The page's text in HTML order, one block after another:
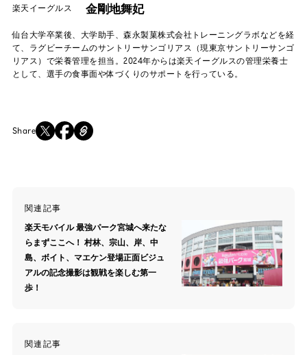
楽天イーグルス 金剛地舞妃
仙台大学卒業後、大学助手、森永製菓株式会社トレーニングラボなどを経
て、ラグビーチームのサントリーサンゴリアス（現東京サントリーサンゴ
リアス）で栄養管理を担当。2024年からは楽天イーグルスの管理栄養士
として、選手の食事面や体づくりのサポートを行っている。
Share
関連記事
楽天モバイル 最強パーク宮城へ来たな
らまずここへ！ 村林、宗山、岸、中
島、ボイト、マエケン登場正面ビジュ
アルの記念撮影は観戦を楽しむ第一
歩！
関連記事